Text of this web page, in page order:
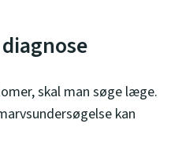
skal man søge læge.
kan